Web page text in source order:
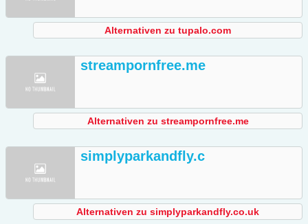
Alternativen zu tupalo.com
streampornfree.me
Alternativen zu streampornfree.me
simplyparkandfly.c
Alternativen zu simplyparkandfly.co.uk